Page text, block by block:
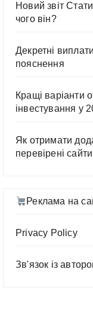
Новий звіт
чого він?
Декретні
пояснення
Кращі варіанти
інвестування у
Як отримати
перевірені
Реклама на
Privacy Policy
Зв'язок із